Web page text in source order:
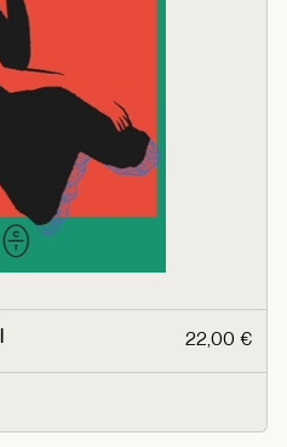
22,00 €